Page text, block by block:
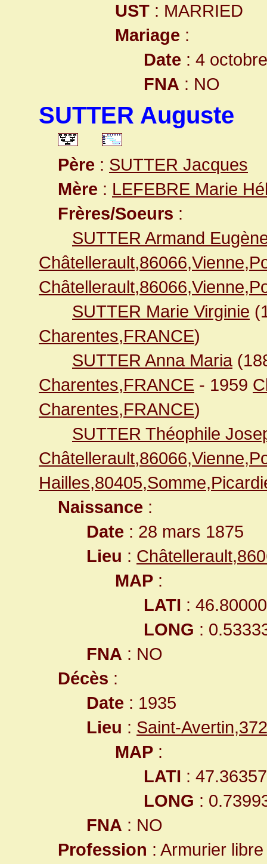
UST : MARRIED
Mariage :
Date : 4
FNA : NO
SUTTER Auguste
Père : SUTTER Jacques
Mère : LEFEBRE Marie
Frères/Soeurs :
SUTTER Armand
SUTTER Marie Virginie
Charentes,FRANCE)
SUTTER Anna Maria
Charentes,FRANCE - 1959
Charentes,FRANCE)
SUTTER Théophile
Naissance :
Date : 28 mars 1875
Lieu :
MAP :
LATI :
LONG :
FNA : NO
Décès :
Date : 1935
Lieu : Saint-
MAP :
LATI :
LONG :
FNA : NO
Profession : Armurier libre